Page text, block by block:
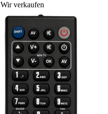
Wir verkaufen